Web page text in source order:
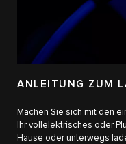
ANLEITUNG ZUM
Machen Sie sich mit den
Ihr vollelektrisches oder
Hause oder unterwegs